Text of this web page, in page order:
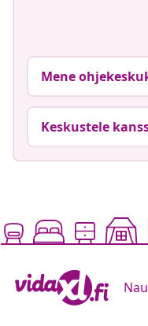
Mene
Keskustele